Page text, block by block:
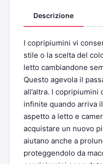
Descrizione
I copripiumini vi
stile o la scelta del
letto cambiandone
Questo agevola il
all’altra. I
infinite quando arriva
aspetto a letto e
acquistare un nuovo
aiutano anche a
proteggendolo da